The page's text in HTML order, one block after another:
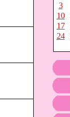
3
10
17
24